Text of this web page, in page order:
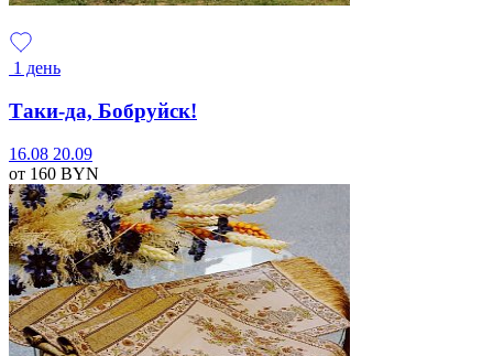
1 день
Таки-да, Бобруйск!
16.08 20.09
от 160 BYN